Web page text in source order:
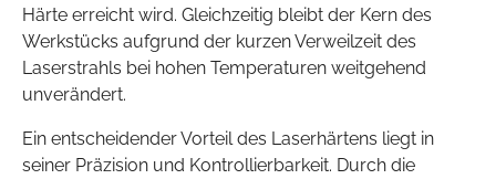
Härte erreicht wird. Gleichzeitig bleibt der Kern des
Werkstücks aufgrund der kurzen Verweilzeit des
Laserstrahls bei hohen Temperaturen weitgehend
unverändert.
Ein entscheidender Vorteil des Laserhärtens liegt in
seiner Präzision und Kontrollierbarkeit. Durch die